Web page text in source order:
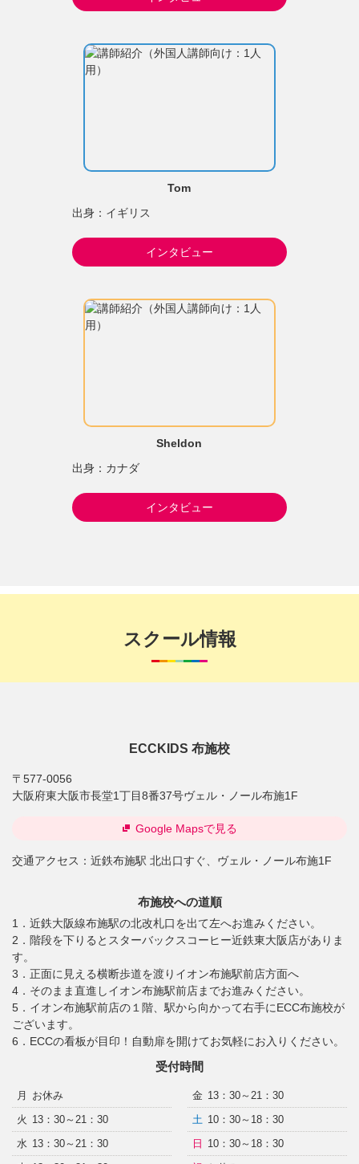
Tom
出身：イギリス
インタビュー
Sheldon
出身：カナダ
インタビュー
スクール情報
ECCKIDS 布施校
〒577-0056
大阪府東大阪市長堂1丁目8番37号ヴェル・ノール布施1F
交通アクセス： 近鉄布施駅 北出口すぐ、ヴェル・ノール布施1F
Google Mapsで見る
布施校への道順
1．近鉄大阪線布施駅の北改札口を出て左へお進みください。
2．階段を下りるとスターバックスコーヒー近鉄東大阪店がありま
す。
3．正面に見える横断歩道を渡りイオン布施駅前店方面へ
4．そのまま直進しイオン布施駅前店までお進みください。
5．イオン布施駅前店の１階、駅から向かって右手にECC布施校が
ございます。
6．ECCの看板が目印！自動扉を開けてお気軽にお入りください。
受付時間
月
お休み
火 13：30～21：30
水 13：30～21：30
金 13：30～21：30
土 10：30～18：30
日
10：30～18：30